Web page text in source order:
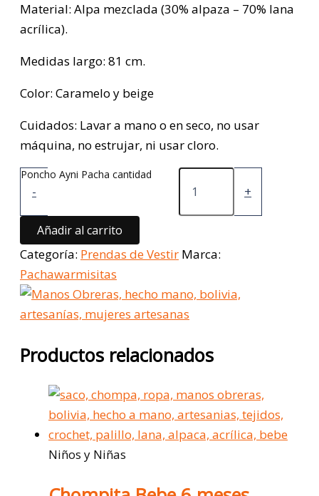
Material: Alpa mezclada (30% alpaza – 70% lana
acrílica).
Medidas largo: 81 cm.
Color: Caramelo y beige
Cuidados: Lavar a mano o en seco, no usar
máquina, no estrujar, ni usar cloro.
-
Poncho Ayni Pacha cantidad
+
Añadir al carrito
Categoría: Prendas de Vestir Marca:
Pachawarmisitas
Productos relacionados
Niños y Niñas